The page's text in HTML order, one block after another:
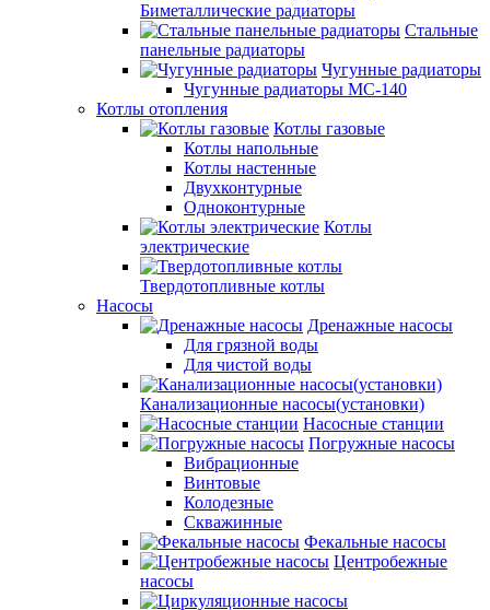
Биметаллические радиаторы
Стальные
панельные радиаторы
Чугунные радиаторы
Чугунные радиаторы МС-140
Котлы отопления
Котлы газовые
Котлы напольные
Котлы настенные
Двухконтурные
Одноконтурные
Котлы
электрические
Твердотопливные котлы
Насосы
Дренажные насосы
Для грязной воды
Для чистой воды
Канализационные насосы(установки)
Насосные станции
Погружные насосы
Вибрационные
Винтовые
Колодезные
Скважинные
Фекальные насосы
Центробежные
насосы